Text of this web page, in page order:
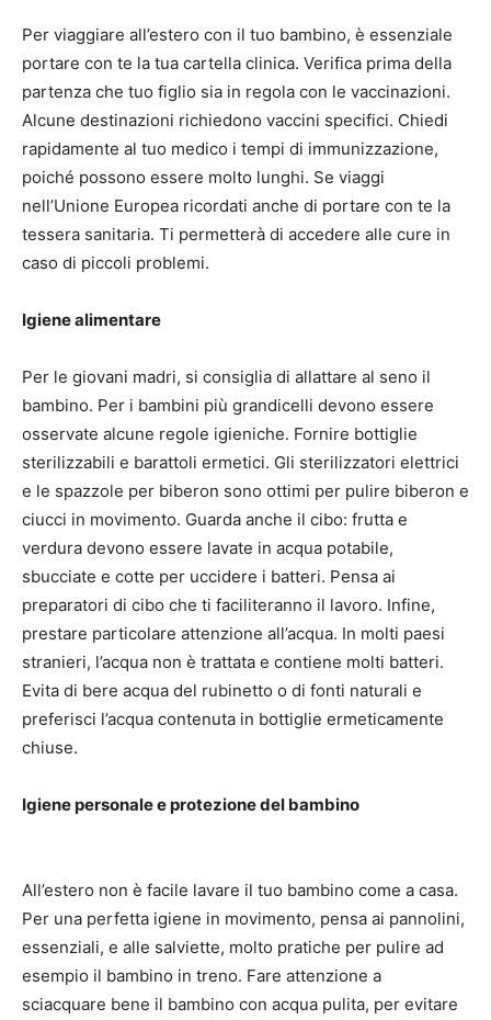
Per viaggiare all’estero con il tuo bambino, è essenziale
portare con te la tua cartella clinica. Verifica prima della
partenza che tuo figlio sia in regola con le vaccinazioni.
Alcune destinazioni richiedono vaccini specifici. Chiedi
rapidamente al tuo medico i tempi di immunizzazione,
poiché possono essere molto lunghi. Se viaggi
nell’Unione Europea ricordati anche di portare con te la
tessera sanitaria. Ti permetterà di accedere alle cure in
caso di piccoli problemi.
Igiene alimentare
Per le giovani madri, si consiglia di allattare al seno il
bambino. Per i bambini più grandicelli devono essere
osservate alcune regole igieniche. Fornire bottiglie
sterilizzabili e barattoli ermetici. Gli sterilizzatori elettrici
e le spazzole per biberon sono ottimi per pulire biberon e
ciucci in movimento. Guarda anche il cibo: frutta e
verdura devono essere lavate in acqua potabile,
sbucciate e cotte per uccidere i batteri. Pensa ai
preparatori di cibo che ti faciliteranno il lavoro. Infine,
prestare particolare attenzione all’acqua. In molti paesi
stranieri, l’acqua non è trattata e contiene molti batteri.
Evita di bere acqua del rubinetto o di fonti naturali e
preferisci l’acqua contenuta in bottiglie ermeticamente
chiuse.
Igiene personale e protezione del bambino
All’estero non è facile lavare il tuo bambino come a casa.
Per una perfetta igiene in movimento, pensa ai pannolini,
essenziali, e alle salviette, molto pratiche per pulire ad
esempio il bambino in treno. Fare attenzione a
sciacquare bene il bambino con acqua pulita, per evitare